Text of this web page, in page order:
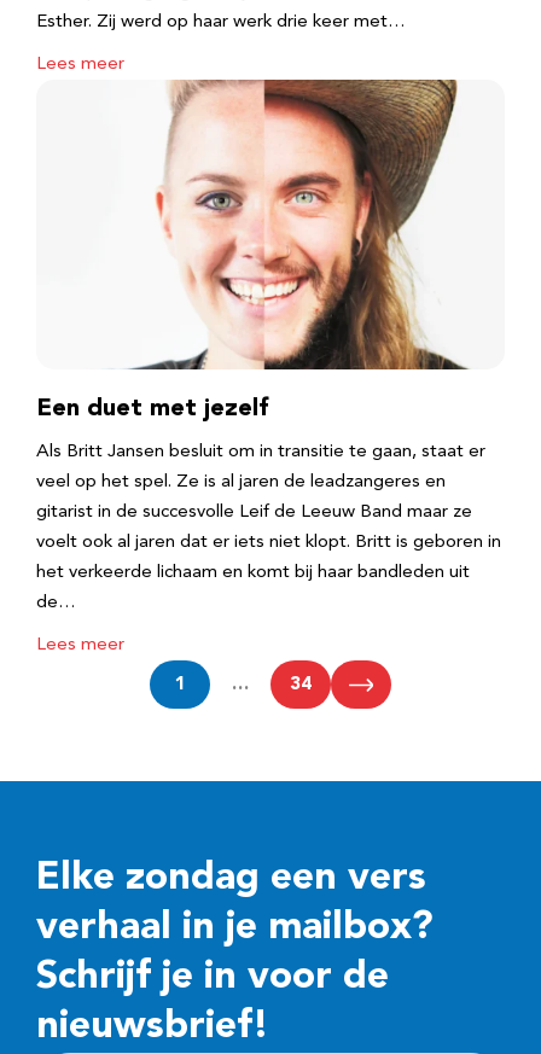
Esther. Zij werd op haar werk drie keer met…
Lees meer
Een duet met jezelf
Als Britt Jansen besluit om in transitie te gaan, staat er
veel op het spel. Ze is al jaren de leadzangeres en
gitarist in de succesvolle Leif de Leeuw Band maar ze
voelt ook al jaren dat er iets niet klopt. Britt is geboren in
het verkeerde lichaam en komt bij haar bandleden uit
de…
Lees meer
1 … 34
Elke zondag een vers
verhaal in je mailbox?
Schrijf je in voor de
nieuwsbrief!